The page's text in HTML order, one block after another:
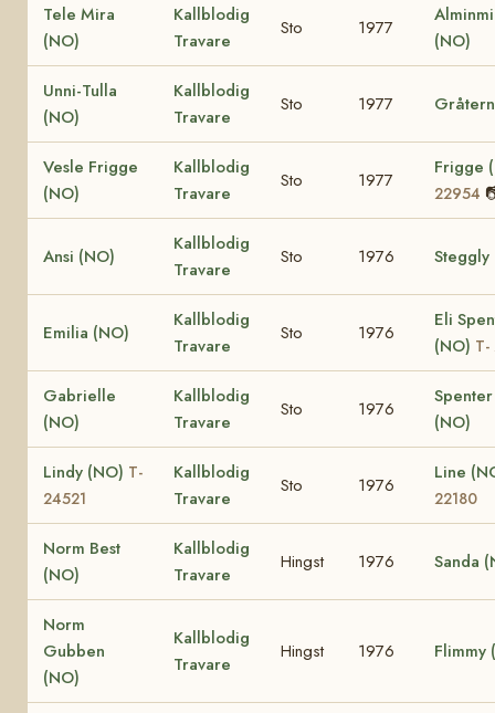
Tele Mira
(NO)
Kallblodig
Travare
Sto 1977
(NO)
Unni-Tulla
(NO)
Kallblodig
Travare
Sto 1977
Vesle Frigge
(NO)
Kallblodig
Travare
Sto 1977
Frigge
22954
Ansi (NO)
Kallblodig
Travare
Sto 1976 Steggly
Emilia (NO)
Kallblodig
Travare
Sto 1976
Eli
(NO)
Gabrielle
(NO)
Kallblodig
Travare
Sto 1976
(NO)
Lindy (NO) T-
24521
Kallblodig
Travare
Sto 1976
Line
22180
Norm Best
(NO)
Kallblodig
Travare
Hingst 1976 Sanda
Norm
Gubben
(NO)
Kallblodig
Travare
Hingst 1976 Flimmy